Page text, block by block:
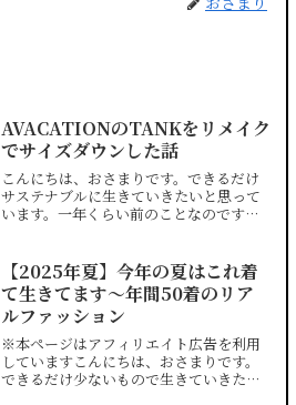
AVACATIONのTANKをリメイク
でサイズダウンした話
こんにちは、おさまりです。できるだけ
サステナブルに生きていきたいと思って
います。一年くらい前のことなのです
すが。それがこちら。AVACATIONの
TANKです。セレクト...
【2025年夏】今年の夏はこれ着
て生きてます〜年間50着のリア
ルファッション
※本ページはアフィリエイト広告を利用
していますこんにちは、おさまりです。
できるだけ少ないもので生きていきたい